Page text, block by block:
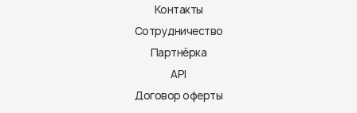
Контакты
Сотрудничество
Партнёрка
API
Договор оферты